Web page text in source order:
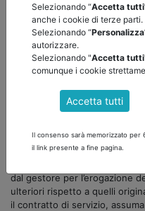
home
documenti
corte dei conti e
CORTE CONTI
Il Collegio si pronuncia nel
dal gestore per l’erogazione
ulteriori rispetto a quelli
il contratto di servizio,
Selezionando “Accetta tutti
anche i cookie di terze parti.
Selezionando “Personalizza
autorizzare.
Selezionando "Accetta tutti
comunque i cookie
Accetta tutti
Il consenso sarà memorizzato per
il link presente a fine pagina.